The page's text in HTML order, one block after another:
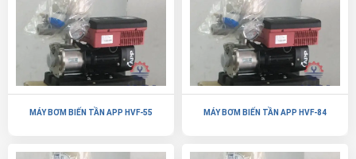
MÁY BƠM BIẾN TẦN APP HVF-55 MÁY BƠM BIẾN TẦN APP HVF-84